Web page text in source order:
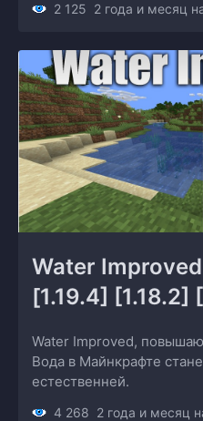
2 125 2 года и месяц
Water
[1.19.4] [1.18.2]
Water Improved,
Вода в Майнкрафте
естественней.
4 268 2 года и месяц